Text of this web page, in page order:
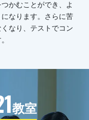
かむことができ、よ
なります。さらに苦
なり、テストでコン
教室